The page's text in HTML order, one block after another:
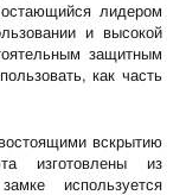
лидером
и высокой
защитным
как часть
вскрытию
изготовлены из
используется